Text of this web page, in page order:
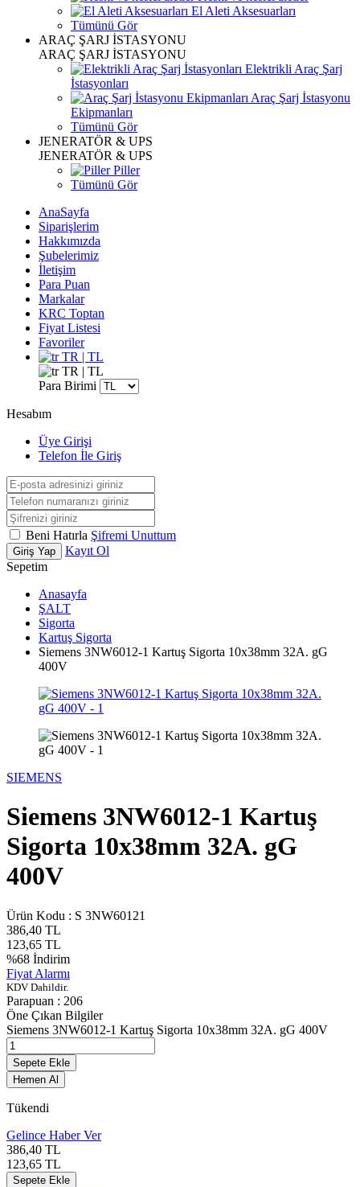
El Aleti Aksesuarları
Tümünü Gör
ARAÇ ŞARJ İSTASYONU
ARAÇ ŞARJ İSTASYONU
Elektrikli Araç Şarj
İstasyonları
Araç Şarj İstasyonu
Ekipmanları
Tümünü Gör
JENERATÖR & UPS
JENERATÖR & UPS
Piller
Tümünü Gör
AnaSayfa
Siparişlerim
Hakkımızda
Şubelerimiz
İletişim
Para Puan
Markalar
KRC Toptan
Fiyat Listesi
Favoriler
TR | TL
TR | TL
Para Birimi
Hesabım
Üye Girişi
Telefon İle Giriş
Beni Hatırla Şifremi Unuttum
Giriş Yap
Kayıt Ol
Sepetim
Anasayfa
ŞALT
Sigorta
Kartuş Sigorta
Siemens 3NW6012-1 Kartuş Sigorta 10x38mm 32A. gG
400V
SIEMENS
Siemens 3NW6012-1 Kartuş
Sigorta 10x38mm 32A. gG
400V
Ürün Kodu : S 3NW60121
386,40 TL
123,65 TL
%68 İndirim
Fiyat Alarmı
KDV Dahildir.
Parapuan : 206
Öne Çıkan Bilgiler
Siemens 3NW6012-1 Kartuş Sigorta 10x38mm 32A. gG 400V
Sepete Ekle
Hemen Al
Tükendi
Gelince Haber Ver
386,40 TL
123,65 TL
Sepete Ekle